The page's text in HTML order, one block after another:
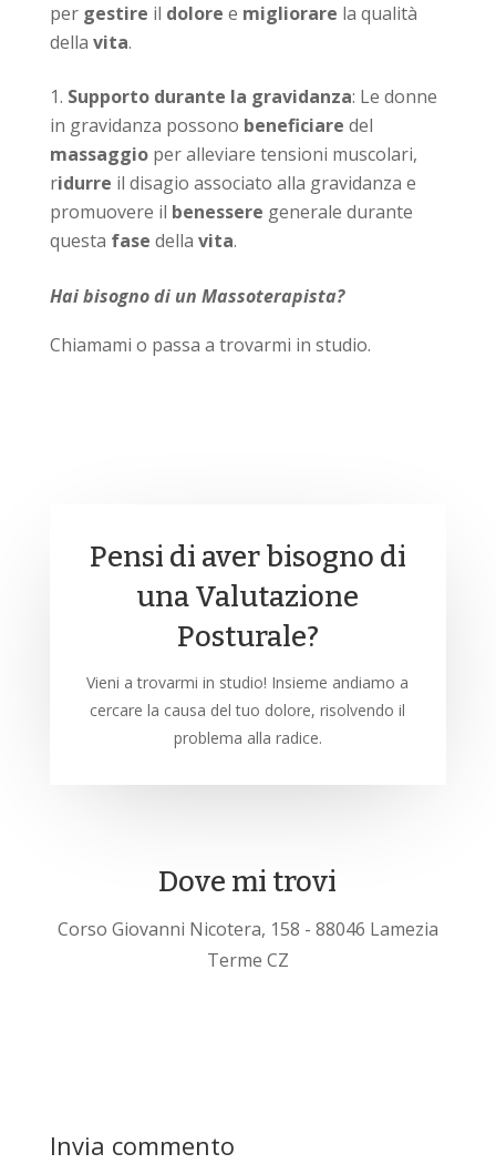
pergestire il dolore e migliorare la qualità
della vita.
Supporto durante la gravidanza: Le donne
in gravidanza possono beneficiare del
massaggioper alleviare tensioni muscolari,
ridurre il disagio associato alla gravidanza e
promuovere il benessere generale durante
questa fase della vita.
Hai bisogno di un Massoterapista?
Chiamami o passa a trovarmi in studio.
Pensi di aver bisogno di
una Valutazione
Posturale?
Vieni a trovarmi in studio! Insieme andiamo a
cercare la causa del tuo dolore, risolvendo il
problema alla radice.
Dove mi trovi
Corso Giovanni Nicotera, 158 - 88046 Lamezia
Terme CZ
Invia commento